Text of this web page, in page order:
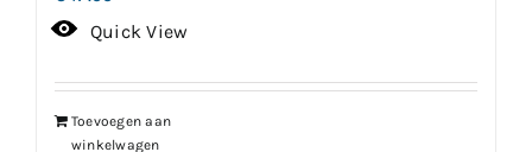
Quick View
Toevoegen aan
winkelwagen